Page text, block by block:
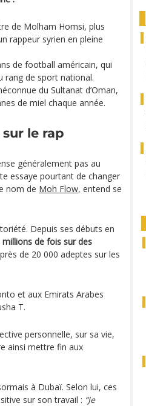
de Molham Homsi, plus
rappeur syrien en pleine
de football américain, qui
rang de sport national.
du Sultanat d’Oman,
de miel chaque année.
le rap
généralement pas au
essaye pourtant de changer
nom de Moh Flow, entend se
Depuis ses débuts en
millions de fois sur des
de 20 000 adeptes sur les
et aux Emirats Arabes
T.
personnelle, sur sa vie,
ainsi mettre fin aux
à Dubaï. Selon lui, ces
sur son travail : “Je